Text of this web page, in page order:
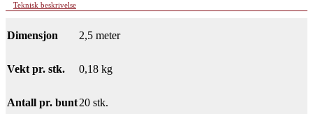
Teknisk beskrivelse
Dimensjon 2,5 meter
Vekt pr. stk. 0,18 kg
Antall pr. bunt20 stk.